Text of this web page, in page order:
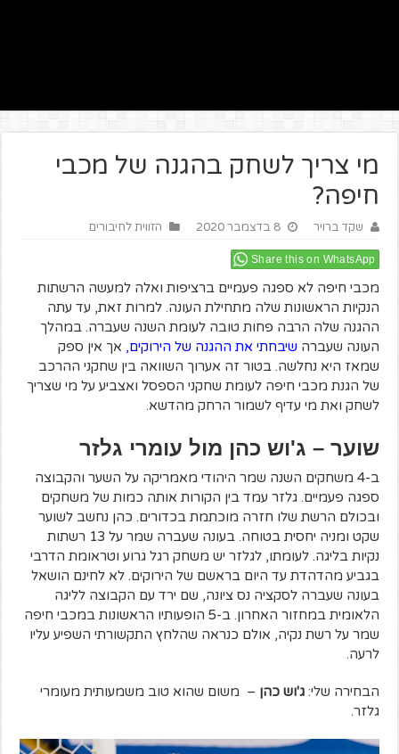
מי צריך לשחק בהגנה של מכבי
חיפה?
שקד ברויר 8 בדצמבר 2020 הזווית לחיבורים
Share this on WhatsApp
מכבי חיפה לא ספגה פעמיים ברציפות ואלה למעשה הרשתות
הנקיות הראשונות שלה מתחילת העונה. למרות זאת, עד עתה
ההגנה שלה הרבה פחות טובה לעומת השנה שעברה. במהלך
העונה שעברה שיבחתי את ההגנה של הירוקים, אך אין ספק
שמאז היא נחלשה. בטור זה אערוך השוואה בין שחקני ההרכב
של הגנת מכבי חיפה לעומת שחקני הספסל ואצביע על מי שצריך
לשחק ואת מי עדיף לשמור הרחק מהדשא.
שוער – ג'וש כהן מול עומרי גלזר
ב-4 משחקים השנה שמר היהודי מאמריקה על השער והקבוצה
ספגה פעמיים. גלזר עמד בין הקורות אותה כמות של משחקים
ובכולם הרשת שלו חזרה מוכתמת בכדורים. כהן נחשב לשוער
שקט ומניה יחסית בטוחה. בעונה שעברה שמר על 13 רשתות
נקיות בליגה. לעומתו, לגלזר יש משחק רגל גרוע וטראומת הדרבי
בגביע מהדהדת עד היום בראשם של הירוקים. לא לחינם הושאל
בעונה שעברה לסקציה נס ציונה, שם ירד עם הקבוצה לליגה
הלאומית במחזור האחרון. ב-5 הופעותיו הראשונות במכבי חיפה
שמר על רשת נקיה, אולם כנראה שהלחץ התקשורתי השפיע עליו
לרעה.
הבחירה שלי:ג'וש כהן – משום שהוא טוב משמעותית מעומרי
גלזר.